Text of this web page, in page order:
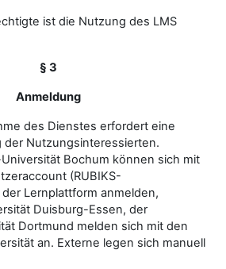
ist die Nutzung des LMS
§ 3
Anmeldung
des Dienstes erfordert eine
der Nutzungsinteressierten.
Bochum können sich mit
(RUBIKS-
Lernplattform anmelden,
Duisburg-Essen, der
Dortmund melden sich mit den
an. Externe legen sich manuell